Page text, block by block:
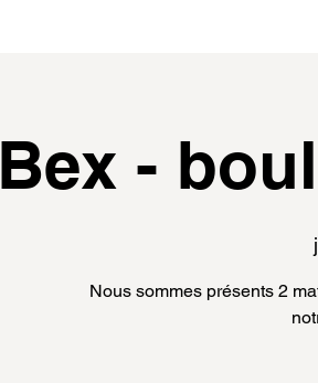
Bex -
Nous sommes présents 2